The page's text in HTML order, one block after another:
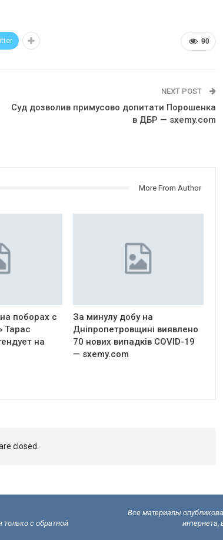
90
NEXT POST
Суд дозволив примусово допитати Порошенка
в ДБР — sxemy.com
More From Author
поборах с
Тарас
на
За минулу добу на
Дніпропетровщині виявлено
70 нових випадків COVID-19
— sxemy.com
closed.
с обратной
Все материалы